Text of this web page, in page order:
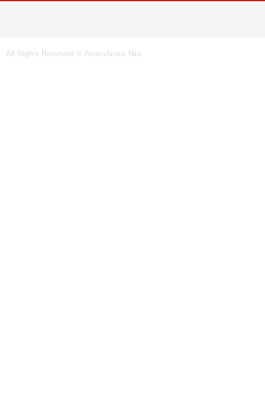
All Rights Reserved © Λευκαδίτικα Νέα